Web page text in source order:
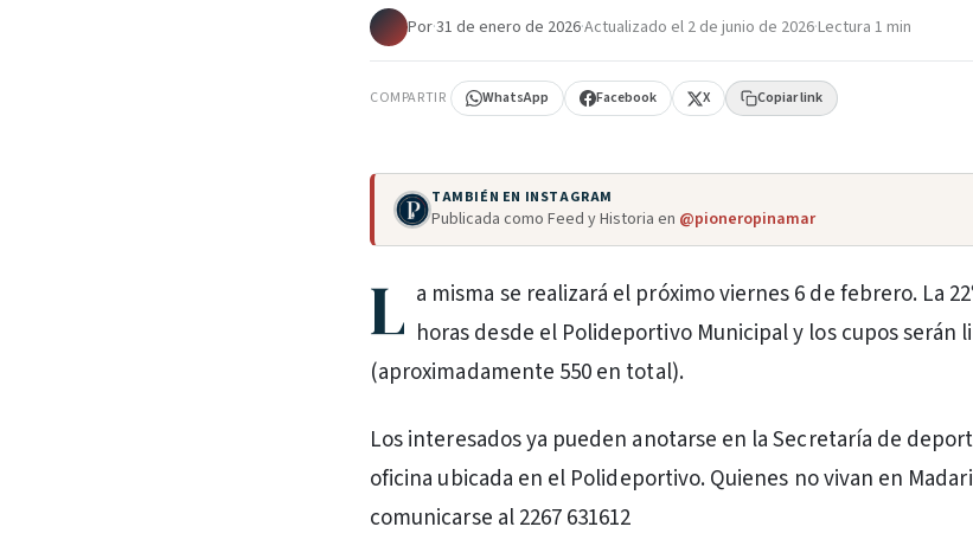
Por·31 de enero de 2026·Actualizado el 2 de junio de 2026·Lectura 1 min
COMPARTIR WhatsApp Facebook X Copiar link
TAMBIÉN EN INSTAGRAM
Publicada como Feed y Historia en @pioneropinamar
L a misma se realizará el próximo viernes 6 de febrero. La
horas desde el Polideportivo Municipal y los cupos serán
(aproximadamente 550 en total).
Los interesados ya pueden anotarse en la Secretaría de
oficina ubicada en el Polideportivo. Quienes no vivan en
comunicarse al 2267 631612